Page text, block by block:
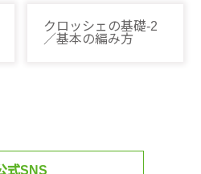
クロッシェの基礎-2
／基本の編み方
式SNS